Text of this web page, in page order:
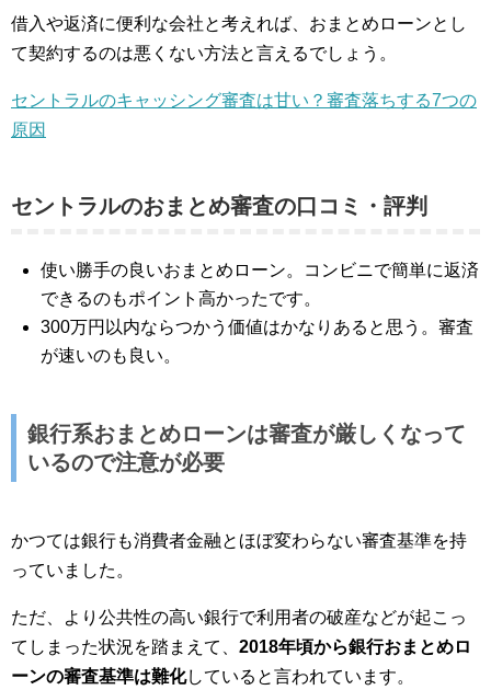
借入や返済に便利な会社と考えれば、おまとめローンとし
て契約するのは悪くない方法と言えるでしょう。
セントラルのキャッシング審査は甘い？審査落ちする7つの
原因
セントラルのおまとめ審査の口コミ・評判
使い勝手の良いおまとめローン。コンビニで簡単に返済
できるのもポイント高かったです。
300万円以内ならつかう価値はかなりあると思う。審査
が速いのも良い。
銀行系おまとめローンは審査が厳しくなって
いるので注意が必要
かつては銀行も消費者金融とほぼ変わらない審査基準を持
っていました。
ただ、より公共性の高い銀行で利用者の破産などが起こっ
てしまった状況を踏まえて、 2018年頃から銀行おまとめロ
ーンの審査基準は難化していると言われています。